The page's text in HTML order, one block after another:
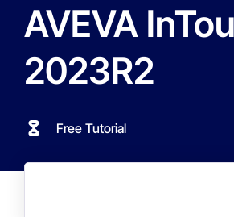
Qu'est-ce que vous cherchez ?
AVEVA
2023R2
Free Tutorial